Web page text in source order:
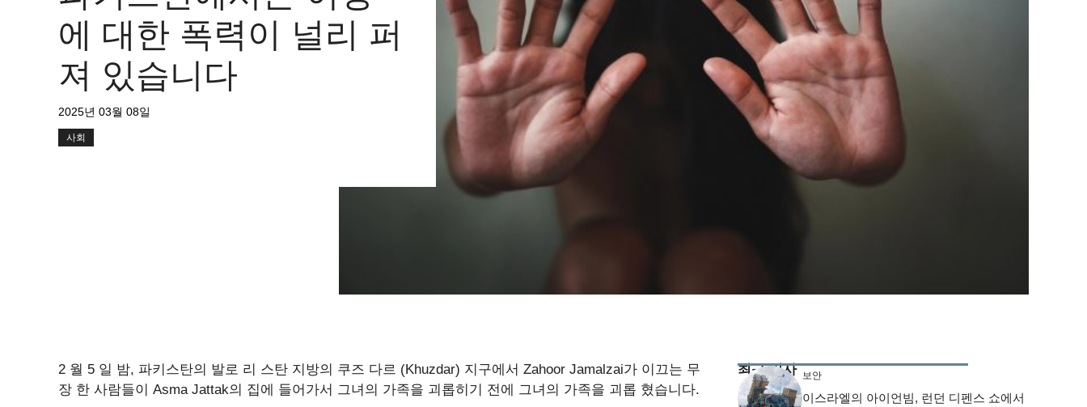
에 대한 폭력이 널리 퍼
져 있습니다
2025년 03월 08일
사회
2 월 5 일 밤, 파키스탄의 발로 리 스탄 지방의 쿠즈 다르 (Khuzdar) 지구에서 Zahoor Jamalzai가 이끄는 무
장 한 사람들이 Asma Jattak의 집에 들어가서 그녀의 가족을 괴롭히기 전에 그녀의 가족을 괴롭 혔습니다.
최근 기사 보안
이스라엘의 아이언빔, 런던 디펜스 쇼에서